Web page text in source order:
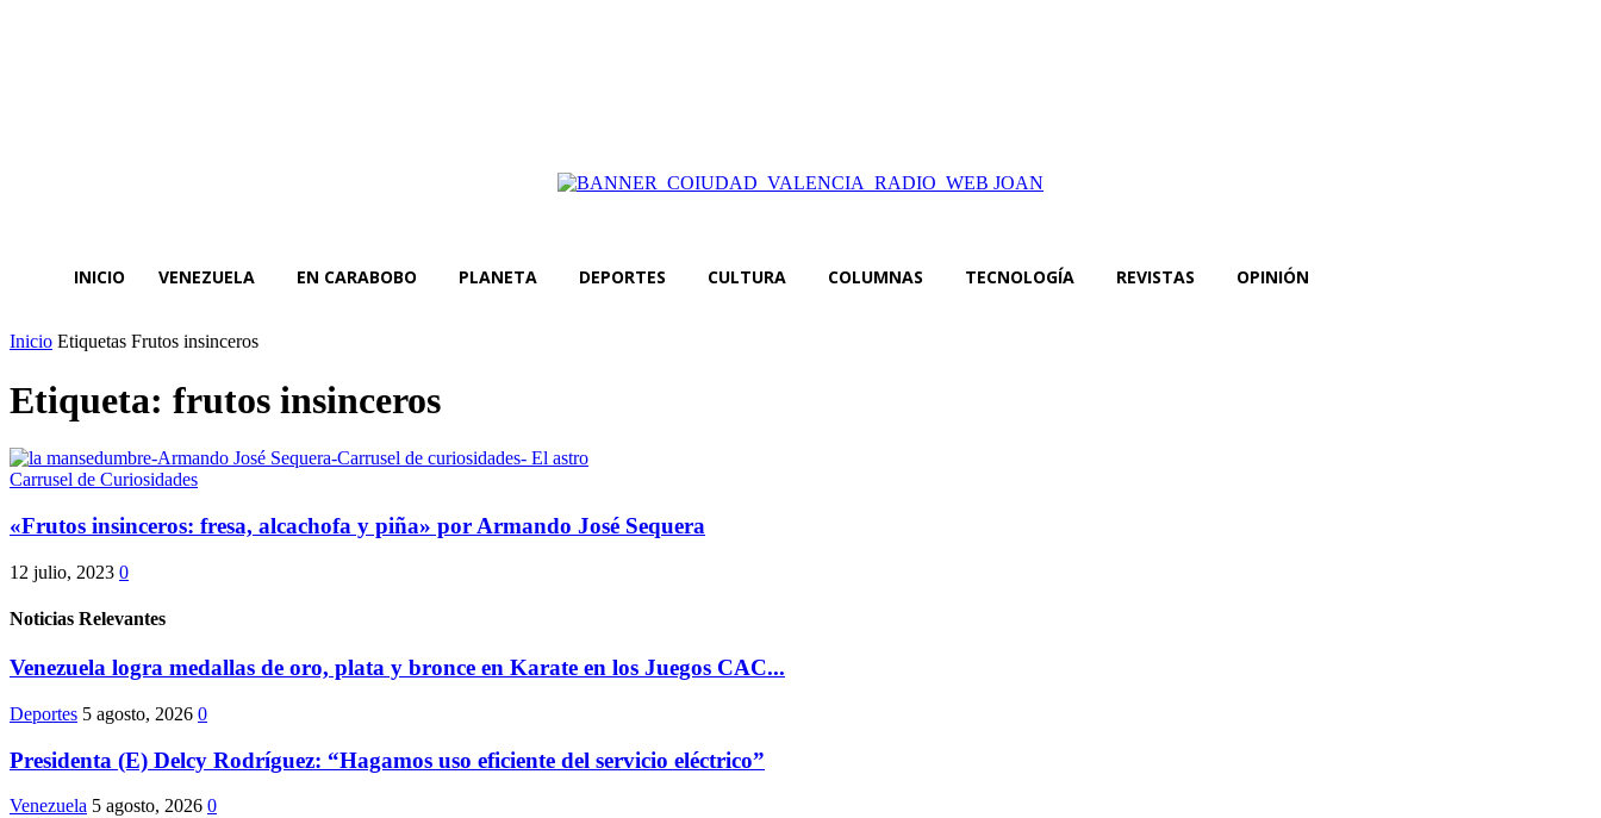
INICIO VENEZUELA EN CARABOBO PLANETA DEPORTES CULTURA COLUMNAS TECNOLOGÍA REVISTAS OPINIÓN
Inicio Etiquetas Frutos insinceros
Etiqueta: frutos insinceros
Carrusel de Curiosidades
«Frutos insinceros: fresa, alcachofa y piña» por Armando José Sequera
12 julio, 2023 0
Noticias Relevantes
Venezuela logra medallas de oro, plata y bronce en Karate en los Juegos CAC...
Deportes 5 agosto, 2026 0
Presidenta (E) Delcy Rodríguez: “Hagamos uso eficiente del servicio eléctrico”
Venezuela 5 agosto, 2026 0